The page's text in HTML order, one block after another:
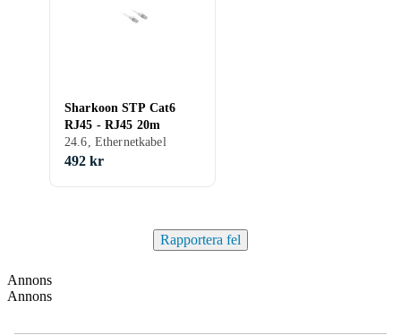
Sharkoon STP Cat6
RJ45 - RJ45 20m
24.6, Ethernetkabel
492 kr
Rapportera fel
Annons
Annons